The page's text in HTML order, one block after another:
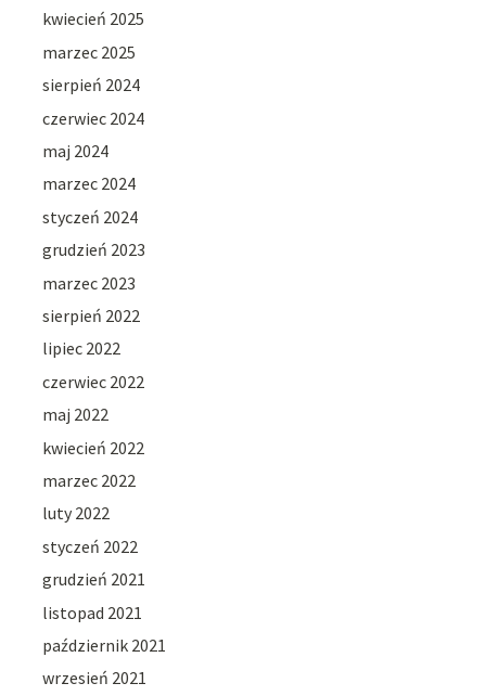
kwiecień 2025
marzec 2025
sierpień 2024
czerwiec 2024
maj 2024
marzec 2024
styczeń 2024
grudzień 2023
marzec 2023
sierpień 2022
lipiec 2022
czerwiec 2022
maj 2022
kwiecień 2022
marzec 2022
luty 2022
styczeń 2022
grudzień 2021
listopad 2021
październik 2021
wrzesień 2021